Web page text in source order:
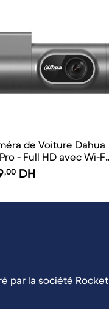
de Voiture Dahua
- Full HD avec Wi-Fi
Nocturne
,00 DH
par la société Rocket